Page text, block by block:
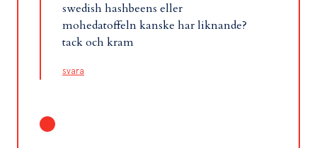
swedish hashbeens eller
mohedatoffeln kanske har liknande?
tack och kram
svara